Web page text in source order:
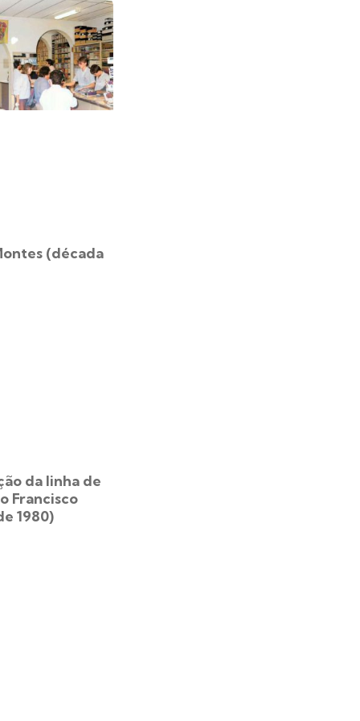
(década
da linha de
Francisco
1980)